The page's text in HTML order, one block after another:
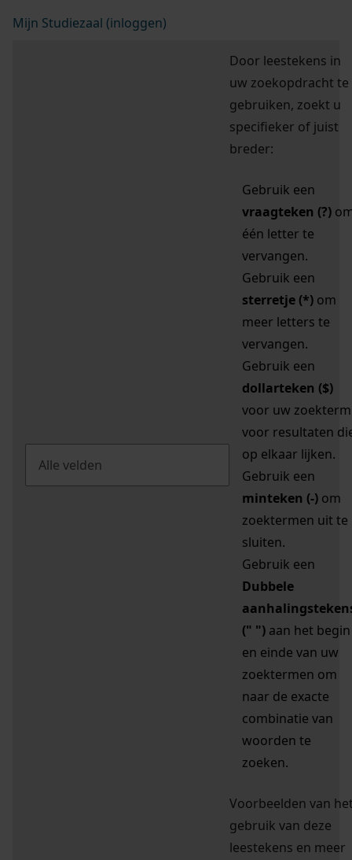
Mijn Studiezaal (inloggen)
Door leestekens in
uw zoekopdracht te
gebruiken, zoekt u
specifieker of juist
breder:
Gebruik een
vraagteken (?)
één letter te
vervangen.
Gebruik een
sterretje (*) om
meer letters te
vervangen.
Gebruik een
dollarteken ($)
voor uw zoekterm
voor resultaten
op elkaar lijken.
Gebruik een
minteken (-) om
zoektermen uit te
sluiten.
Gebruik een
Dubbele
(" ") aan het begin
en einde van uw
zoektermen om
naar de exacte
combinatie van
woorden te
zoeken.
Voorbeelden van
gebruik van deze
leestekens en meer